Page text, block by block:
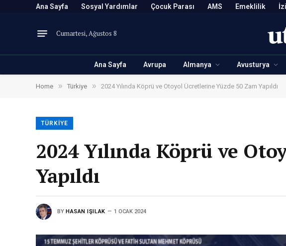
Ana Sayfa Sosyal Yardımlar Çocuk Parası AMS Emeklilik
Cumartesi, Ağustos 8
Ana Sayfa Avrupa Almanya Avusturya
Home » Türkiye » 2024 Yılında Köprü ve Otoyol Ücretlerine Yüzde 50 Zam Yapıldı
TÜRKIYE
2024 Yılında Köprü ve
Yapıldı
BY HASAN IŞILAK 1 OCAK 2024